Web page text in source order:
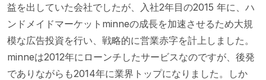
益を出していた会社でしたが、入社2年目の2015 年に、ハ
ンドメイドマーケットminneの成長を加速させるため大規
模な広告投資を行い、戦略的に営業赤字を計上しました。
minneは2012年にローンチしたサービスなのですが、後発
でありながらも2014年に業界トップになりました。しか